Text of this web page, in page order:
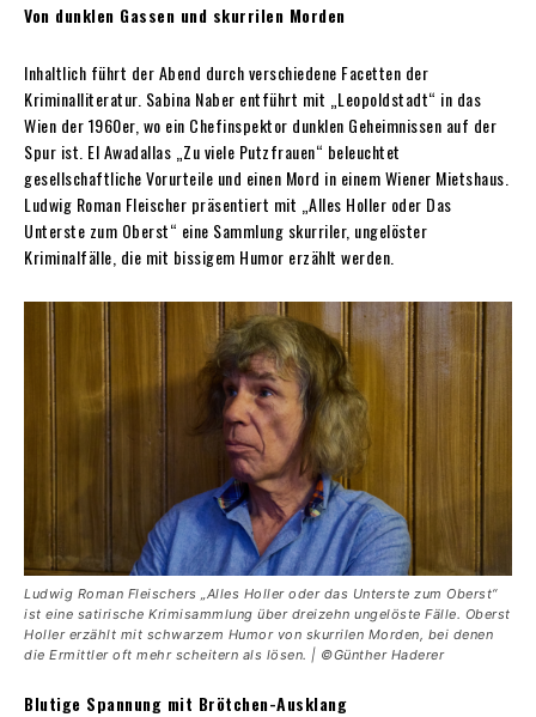
Von dunklen Gassen und skurrilen Morden
Inhaltlich führt der Abend durch verschiedene Facetten der
Kriminalliteratur. Sabina Naber entführt mit „Leopoldstadt“ in das
Wien der 1960er, wo ein Chefinspektor dunklen Geheimnissen auf der
Spur ist. El Awadallas „Zu viele Putzfrauen“ beleuchtet
gesellschaftliche Vorurteile und einen Mord in einem Wiener Mietshaus.
Ludwig Roman Fleischer präsentiert mit „Alles Holler oder Das
Unterste zum Oberst“ eine Sammlung skurriler, ungelöster
Kriminalfälle, die mit bissigem Humor erzählt werden.
Ludwig Roman Fleischers „Alles Holler oder das Unterste zum Oberst“
ist eine satirische Krimisammlung über dreizehn ungelöste Fälle. Oberst
Holler erzählt mit schwarzem Humor von skurrilen Morden, bei denen
die Ermittler oft mehr scheitern als lösen. | ©Günther Haderer
Blutige Spannung mit Brötchen-Ausklang